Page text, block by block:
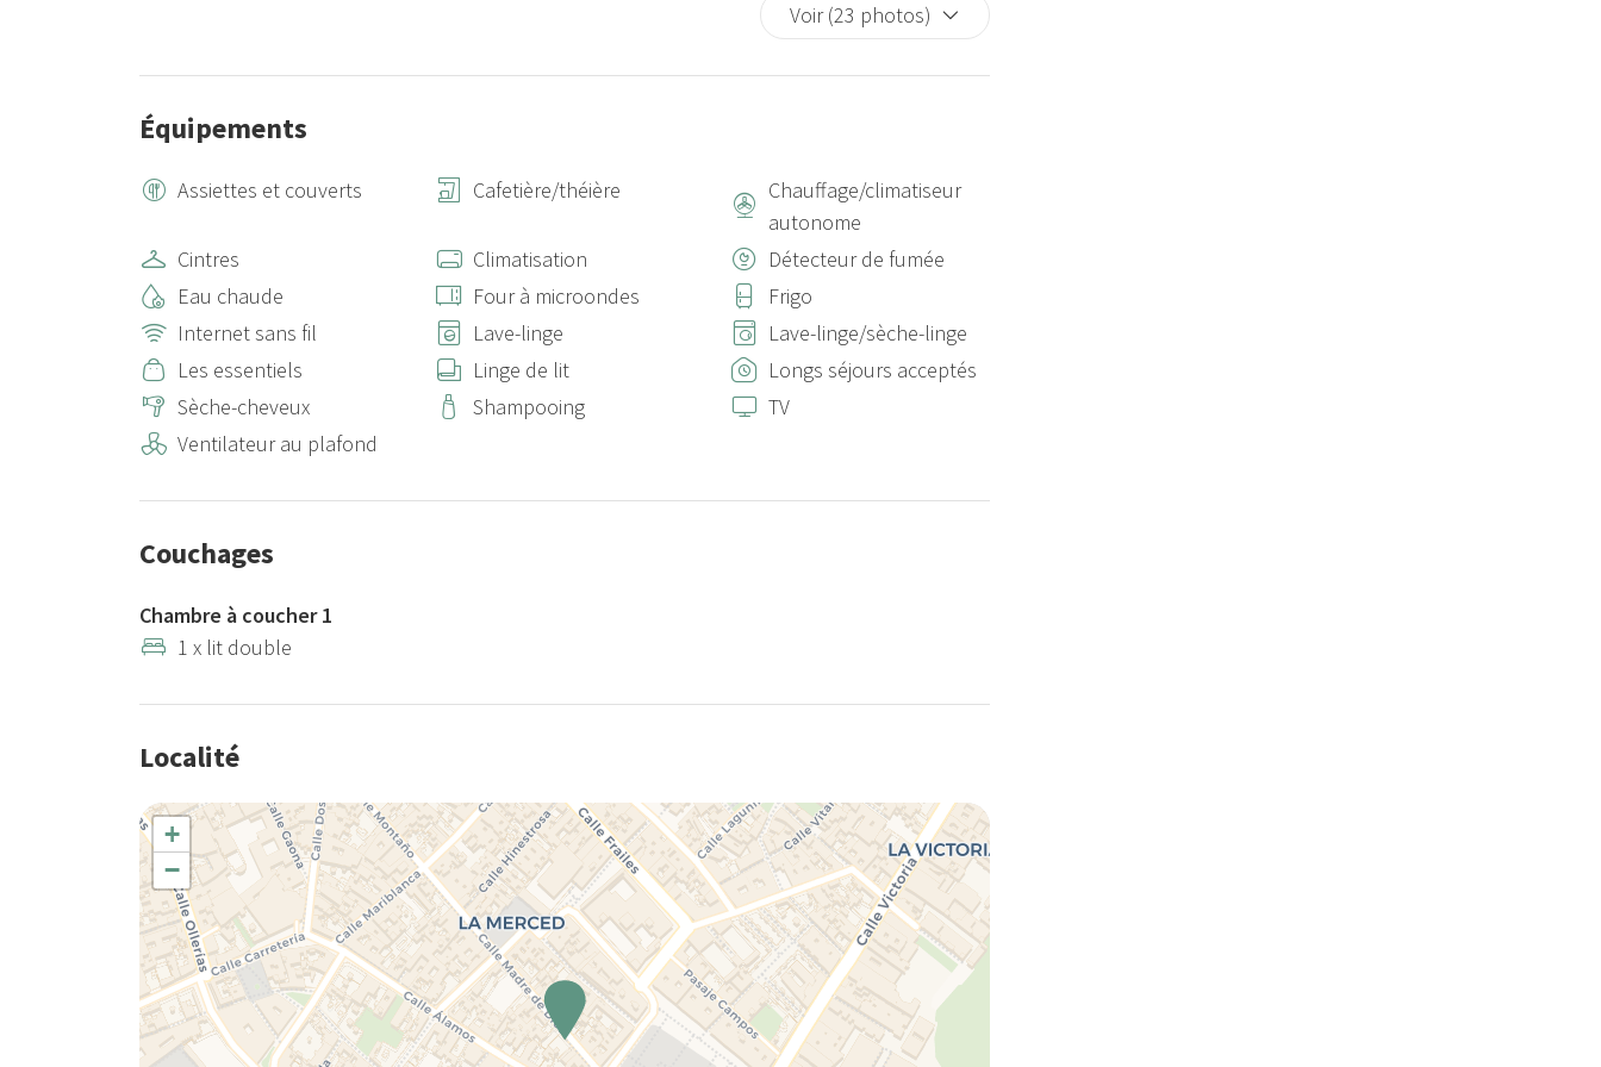
Voir (23 photos)
Équipements
Assiettes et couverts Cafetière/théière
Chauffage/climatiseur
autonome
Cintres
Climatisation
Détecteur de fumée
Eau chaude
Four à microondes
Frigo
Internet sans fil
Lave-linge
Lave-linge/sèche-linge
Les essentiels
Linge de lit
Longs séjours acceptés
Sèche-cheveux
Shampooing
TV
Ventilateur au plafond
Couchages
Chambre à coucher 1
1 x lit double
Localité
+
−